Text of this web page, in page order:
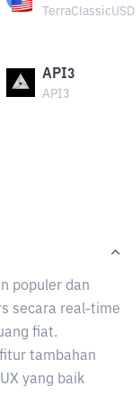
TerraClassicUSD
API3
API3
populer dan
secara real-time
fiat.
tambahan
yang baik